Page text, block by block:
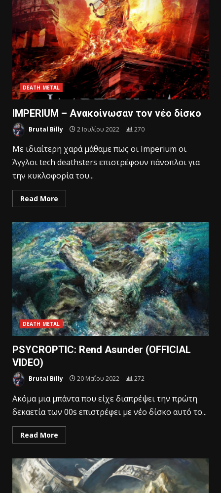
DEATH METAL
IMPERIUM – Aνακοίνωσαν τον νέο δίσκο
Brutal Billy 2 Ιουλίου 2022 270
Με ιδιαίτερη χαρά μάθαμε πως οι Imperium οι
Άγγλοι tech deathsters επιστρέφουν πάνοπλοι για
την κυκλοφορία του...
Read More
DEATH METAL
PSYCROPTIC: Rend Asunder (OFFICIAL
VIDEO)
Brutal Billy 20 Μαΐου 2022 272
Ακόμα μια μπάντα που είχε διαπρέψει την πρώτη
δεκαετία των 00s επιστρέφει με νέο δίσκο αυτό το...
Read More